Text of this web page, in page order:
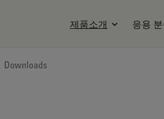
Logo
제품소개 응용
Downloads